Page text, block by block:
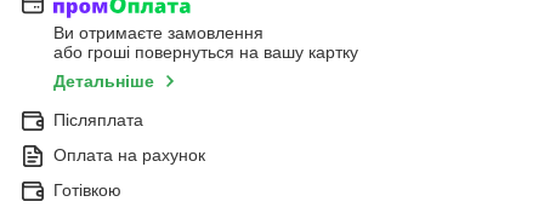
Ви отримаєте замовлення
або гроші повернуться на вашу картку
Детальніше
Післяплата
Оплата на рахунок
Готівкою